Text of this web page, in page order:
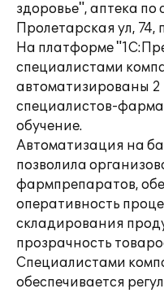
здоровье", аптека по
Пролетарская ул, 74,
На платформе
специалистами
автоматизированы 2
специалистов-
обучение.
Автоматизация на
позволила
фармпрепаратов,
оперативность
складирования
прозрачность
Специалистами
обеспечивается